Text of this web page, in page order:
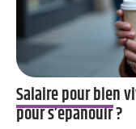
Salaire pour bien
pour s’épanouir ?